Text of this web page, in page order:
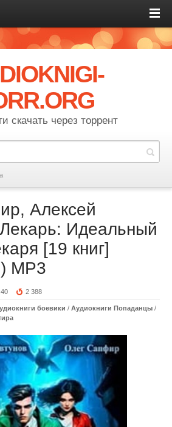
скачать через торрент
Алексей
Идеальный
[19 книг]
МР3
2 388
боевики / Аудиокниги Попаданцы /